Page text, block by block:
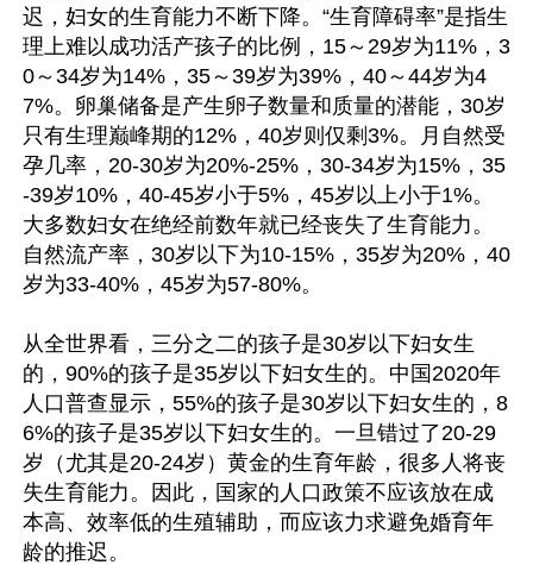
迟，妇女的生育能力不断下降。“生育障碍率”是指生
理上难以成功活产孩子的比例，15～29岁为11%，3
0～34岁为14%，35～39岁为39%，40～44岁为4
7%。卵巢储备是产生卵子数量和质量的潜能，30岁
只有生理巅峰期的12%，40岁则仅剩3%。月自然受
孕几率，20-30岁为20%-25%，30-34岁为15%，35
-39岁10%，40-45岁小于5%，45岁以上小于1%。
大多数妇女在绝经前数年就已经丧失了生育能力。
自然流产率，30岁以下为10-15%，35岁为20%，40
岁为33-40%，45岁为57-80%。
从全世界看，三分之二的孩子是30岁以下妇女生
的，90%的孩子是35岁以下妇女生的。中国2020年
人口普查显示，55%的孩子是30岁以下妇女生的，8
6%的孩子是35岁以下妇女生的。一旦错过了20-29
岁（尤其是20-24岁）黄金的生育年龄，很多人将丧
失生育能力。因此，国家的人口政策不应该放在成
本高、效率低的生殖辅助，而应该力求避免婚育年
龄的推迟。